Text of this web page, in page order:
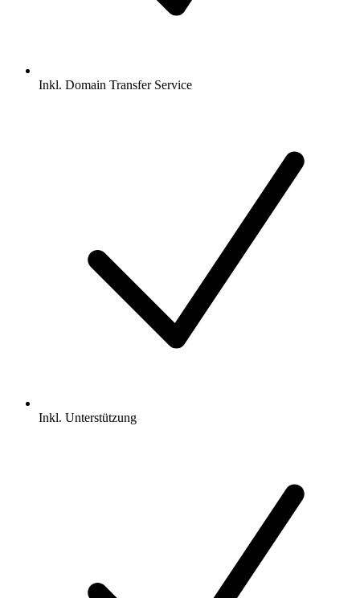
Inkl. Domain Transfer Service
Inkl. Unterstützung